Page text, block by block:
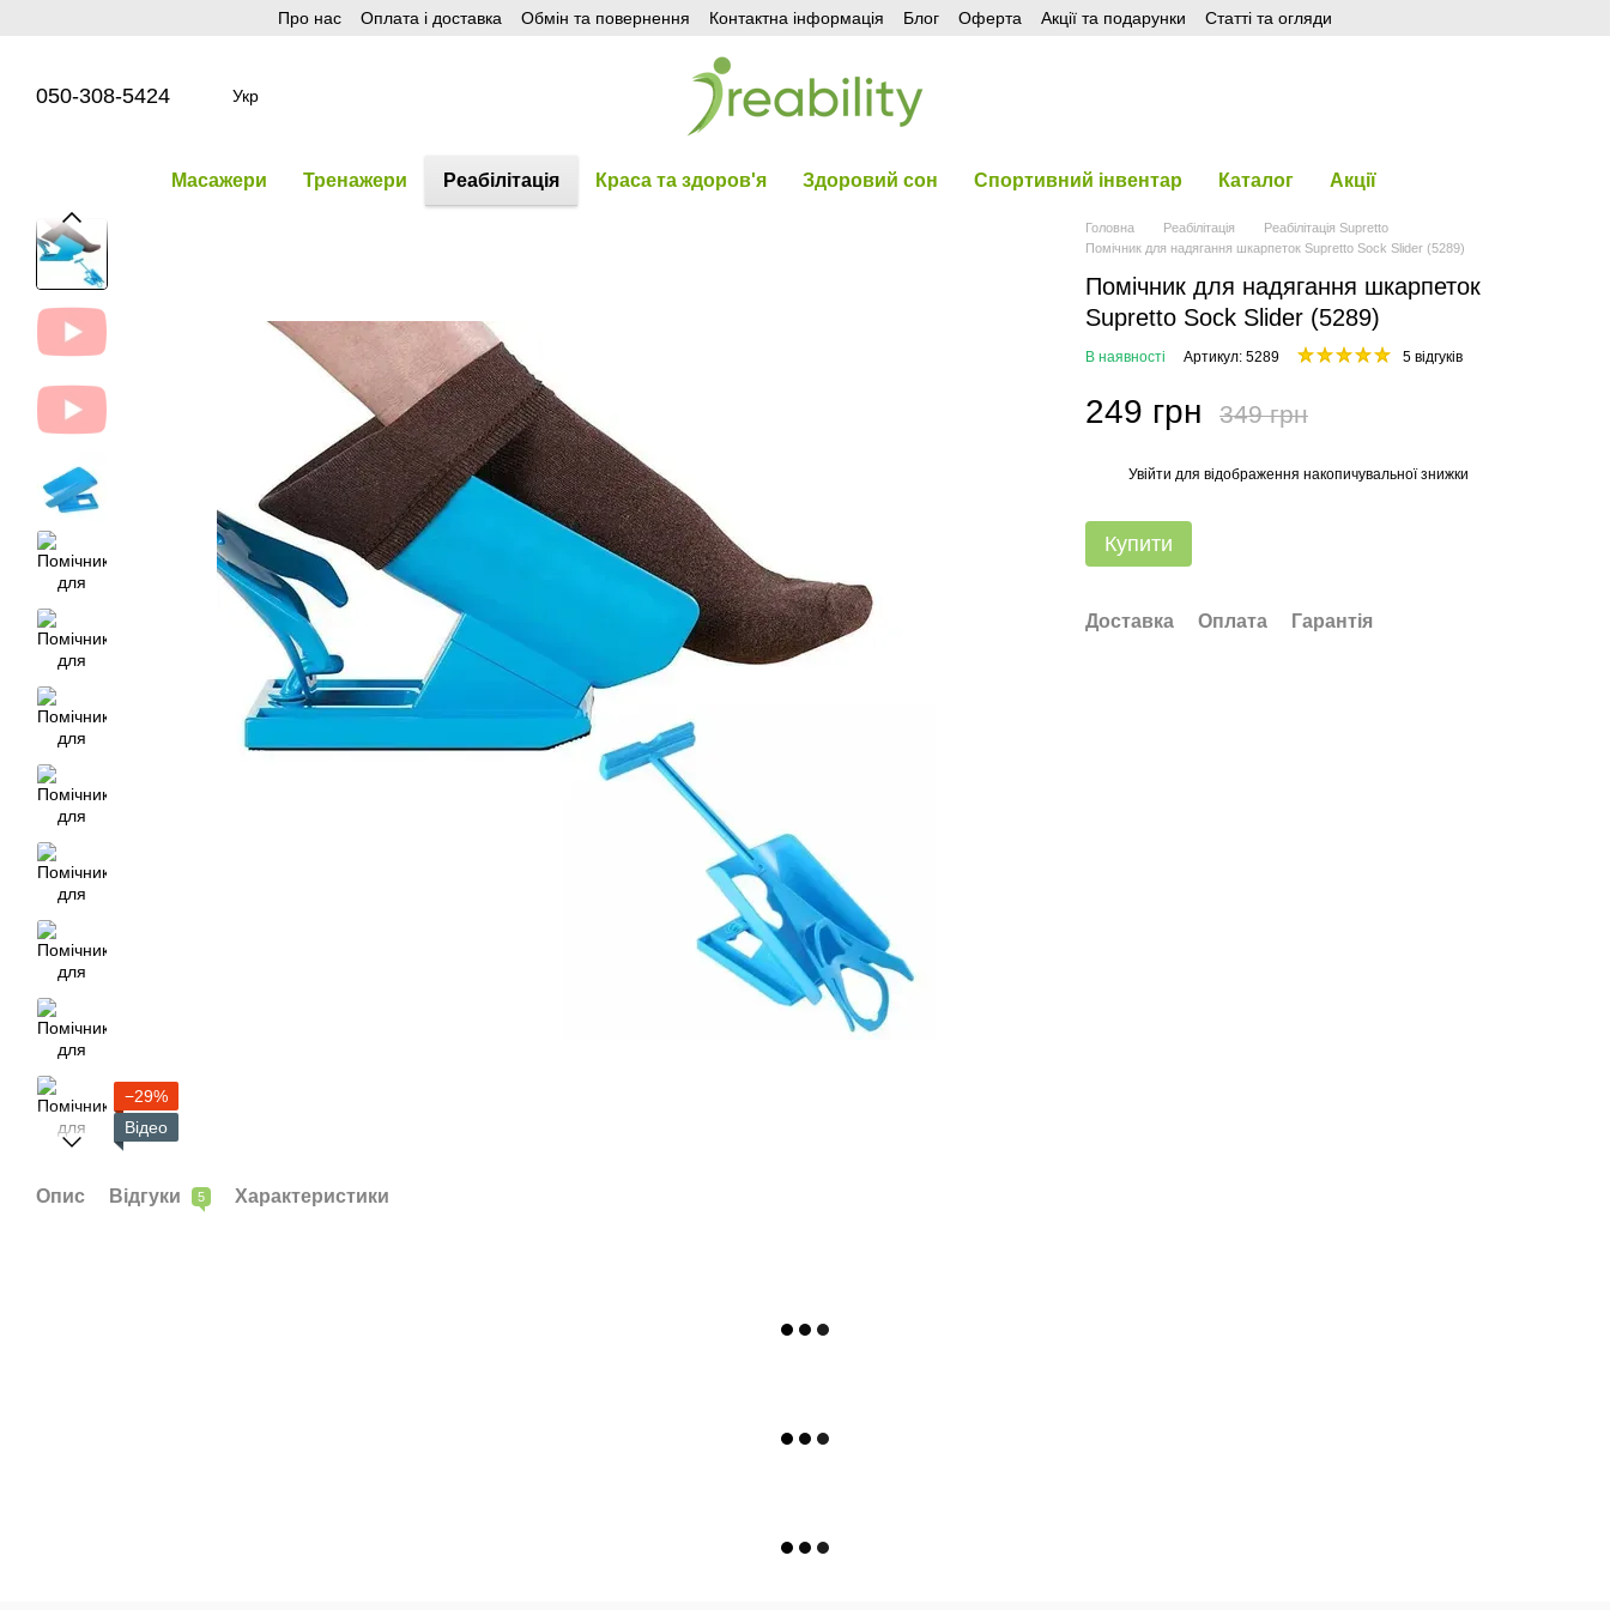
Про нас Оплата і доставка Обмін та повернення Контактна інформація Блог Оферта Акції та подарунки Статті та огляди
050-308-5424 Укр
Масажери Тренажери Реабілітація Краса та здоров'я Здоровий сон Спортивний інвентар Каталог Акції
−29%
Відео
Опис Відгуки 5 Характеристики
Головна Реабілітація
Реабілітація Supretto
Помічник для надягання шкарпеток Supretto Sock Slider (5289)
Помічник для надягання шкарпеток
Supretto Sock Slider (5289)
В наявності Артикул: 5289 5 відгуків
249 грн 349 грн
Увійти для відображення накопичувальної знижки
Купити
Доставка Оплата Гарантія